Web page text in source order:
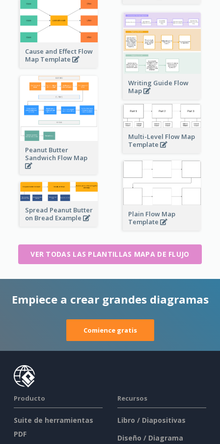
Cause and Effect Flow
Map Template
Writing Guide Flow
Map
Peanut Butter
Sandwich Flow Map
Multi-Level Flow Map
Template
Plain Flow Map
Template
Spread Peanut Butter
on Bread Example
VER TODAS LAS PLANTILLAS MAPA DE FLUJO
Empiece a crear grandes diagramas
Comience gratis
Producto
Suite de herramientas
PDF
Recursos
Libro / Diapositivas
Diseño / Diagrama